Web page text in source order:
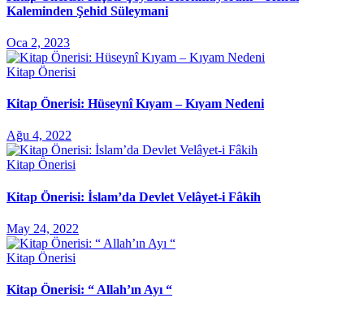
Kaleminden Şehid Süleymani
Oca 2, 2023
Kitap Önerisi
Kitap Önerisi: Hüseynî Kıyam – Kıyam Nedeni
Ağu 4, 2022
Kitap Önerisi
Kitap Önerisi: İslam’da Devlet Velâyet-i Fâkih
May 24, 2022
Kitap Önerisi
Kitap Önerisi: “ Allah’ın Ayı “